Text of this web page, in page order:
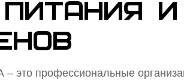
это профессиональные